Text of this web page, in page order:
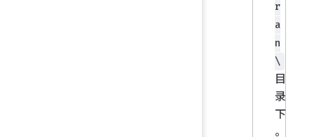
r
a
n
\
目
录
下
。